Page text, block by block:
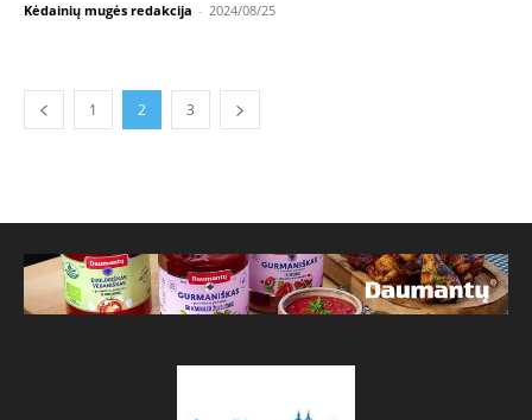
Kėdainių mugės redakcija - 2024/08/25
1 2 3